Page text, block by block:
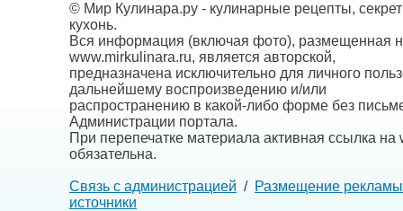
© Мир Кулинара.ру - кулинарные рецепты,
кухонь.
Вся информация (включая фото), размещенная
www.mirkulinara.ru, является авторской,
предназначена исключительно для личного
дальнейшему воспроизведению и/или
распространению в какой-либо форме без
Администрации портала.
При перепечатке материала активная ссылка на
обязательна.
Связь с администрацией / Размещение рекламы
источники